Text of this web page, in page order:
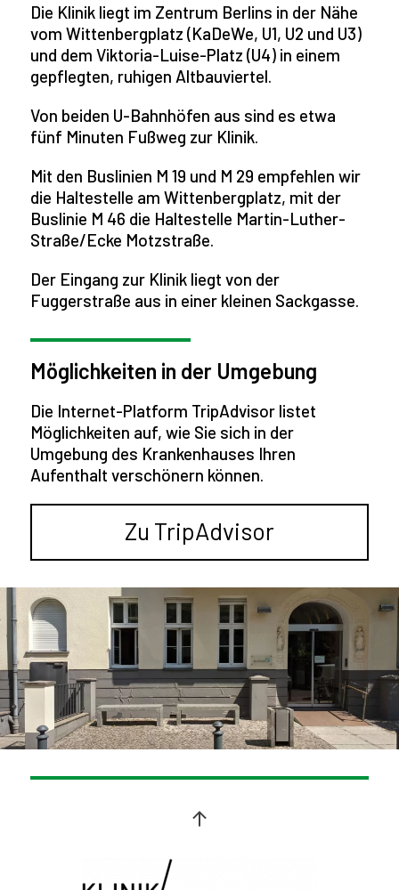
Die Klinik liegt im Zentrum Berlins in der Nähe
vom Wittenbergplatz (KaDeWe, U1, U2 und U3)
und dem Viktoria-Luise-Platz (U4) in einem
gepflegten, ruhigen Altbauviertel.
Von beiden U-Bahnhöfen aus sind es etwa
fünf Minuten Fußweg zur Klinik.
Mit den Buslinien M 19 und M 29 empfehlen wir
die Haltestelle am Wittenbergplatz, mit der
Buslinie M 46 die Haltestelle Martin-Luther-
Straße/Ecke Motzstraße.
Der Eingang zur Klinik liegt von der
Fuggerstraße aus in einer kleinen Sackgasse.
Möglichkeiten in der Umgebung
Die Internet-Platform TripAdvisor listet
Möglichkeiten auf, wie Sie sich in der
Umgebung des Krankenhauses Ihren
Aufenthalt verschönern können.
Zu TripAdvisor